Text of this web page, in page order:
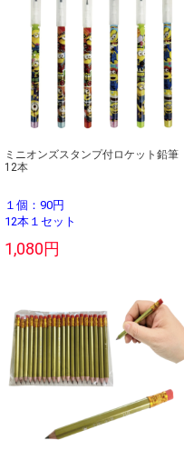
ミニオンズスタンプ付ロケット鉛筆
12本
１個：90円
12本１セット
1,080円